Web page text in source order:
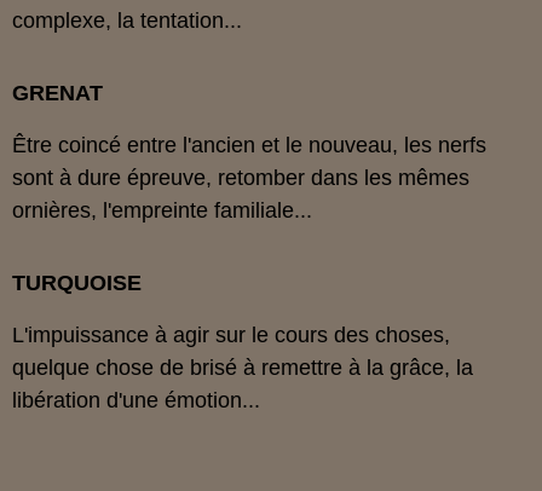
complexe, la tentation...
GRENAT
Être coincé entre l'ancien et le nouveau, les nerfs
sont à dure épreuve, retomber dans les mêmes
ornières, l'empreinte familiale...
TURQUOISE
L'impuissance à agir sur le cours des choses,
quelque chose de brisé à remettre à la grâce, la
libération d'une émotion...